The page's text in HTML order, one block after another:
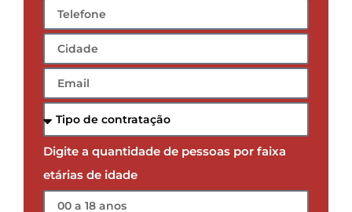
Digite a quantidade de pessoas por faixa
etárias de idade